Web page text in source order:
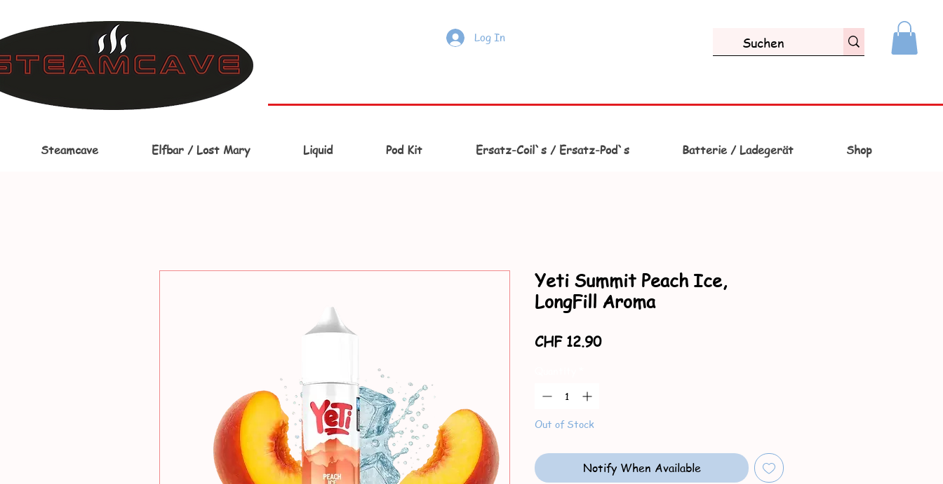
Log In
Steamcave Elfbar / Lost Mary Liquid Pod Kit Ersatz-Coil`s / Ersatz-Pod`s Batterie / Ladegerät Shop
Yeti Summit Peach Ice,
LongFill Aroma
CHF 12.90Price
Out of Stock
Notify When Available